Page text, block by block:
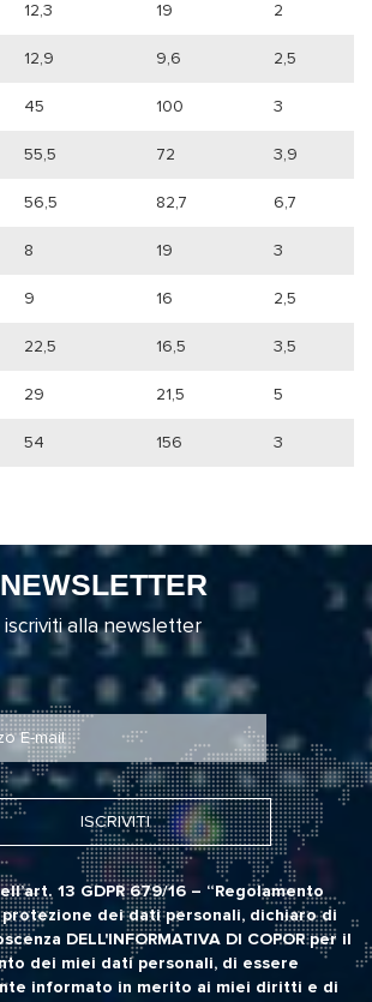
12,3 19 2
12,9 9,6 2,5
45 100 3
55,5 72 3,9
56,5 82,7 6,7
8 19 3
9 16 2,5
22,5 16,5 3,5
29 21,5 5
54 156 3
NEWSLETTER
iscriviti alla newsletter
13 GDPR 679/16 – “Regolamento
protezione dei dati personali, dichiaro di
DELL'INFORMATIVA DI COPORper il
dei miei dati personali, di essere
informato in merito ai miei diritti e di